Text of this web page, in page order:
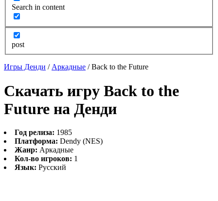
Search in content
post
Игры Денди / Аркадные /Back to the Future
Скачать игру Back to the
Future на Денди
Год релиза: 1985
Платформа: Dendy (NES)
Жанр: Аркадные
Кол-во игроков: 1
Язык: Русский